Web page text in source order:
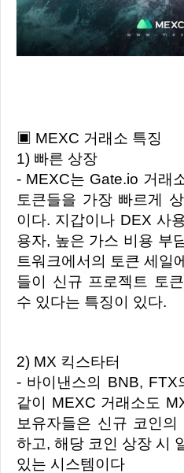
▣ MEXC 거래소 특징
1) 빠른 상장
- MEXC는 Gate.io 거래
토큰들을 가장 빠르게
이다. 지갑이나 DEX 사
용자, 높은 가스 비용 부
트워크에서의 토큰 세일
들이 신규 프로젝트 토
수 있다는 특징이 있다.
2) MX 킥스타터
- 바이낸스의 BNB, FTX
같이 MEXC 거래소도
보유자들은 신규 코인
하고, 해당 코인 상장 시
있는 시스템이다